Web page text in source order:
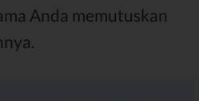
Anda memutuskan